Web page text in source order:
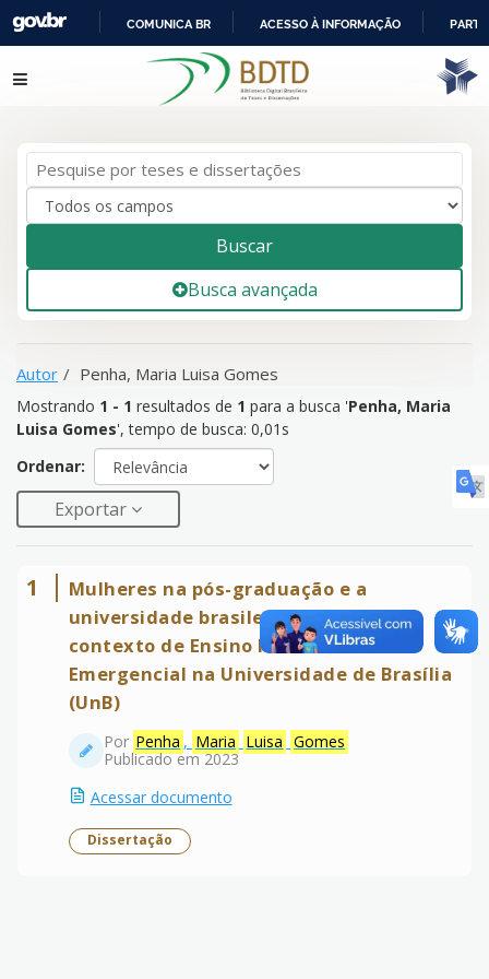
IR
PARA
COMUNICA BR ACESSO À INFORMAÇÃO
resultados de 1para a busca '
Penha, Maria
Luisa Gomes
Pular para o conteúdo
Buscar
Busca avançada
Autor Penha, Maria Luisa Gomes
Mostrando 1 - 1 resultados de 1 para a busca 'Penha, Maria
Luisa Gomes', tempo de busca: 0,01s
Ordenar:
Exportar
1
Mulheres na pós-graduação e a
universidade brasileira : desafios no
contexto de Ensino Remoto
Emergencial na Universidade de Brasília
(UnB)
Por Penha , Maria Luisa Gomes
Publicado em 2023
Acessar documento
Dissertação